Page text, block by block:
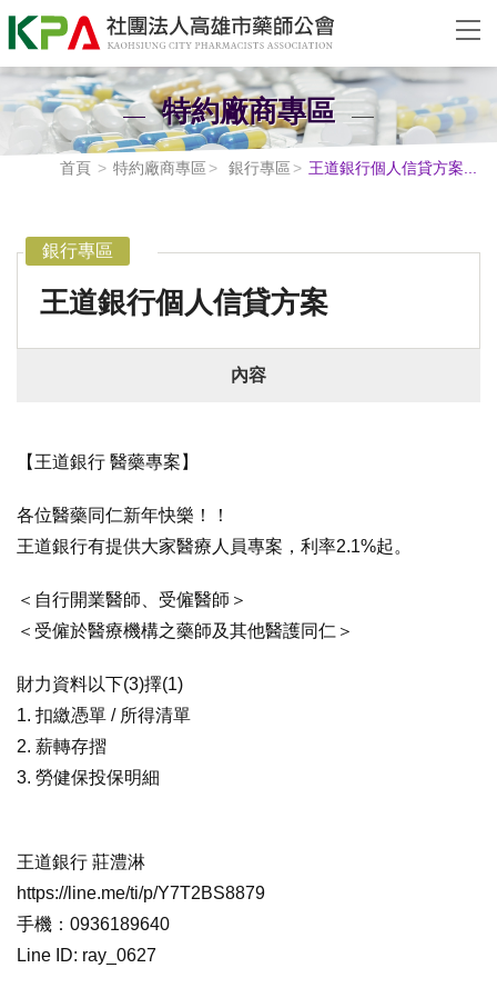
特約廠商專區
首頁 特約廠商專區 銀行專區 王道銀行個人信貸方案...
銀行專區
王道銀行個人信貸方案
內容
【王道銀行 醫藥專案】
各位醫藥同仁新年快樂！！
王道銀行有提供大家醫療人員專案，利率2.1%起。
＜自行開業醫師、受僱醫師＞
＜受僱於醫療機構之藥師及其他醫護同仁＞
財力資料以下(3)擇(1)
1. 扣繳憑單 / 所得清單
2. 薪轉存摺
3. 勞健保投保明細
王道銀行 莊澧淋
https://line.me/ti/p/Y7T2BS8879
手機：0936189640
Line ID: ray_0627